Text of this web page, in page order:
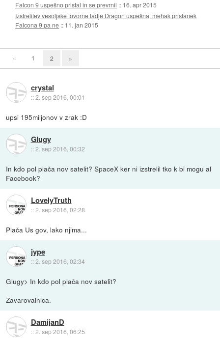
Falcon 9 uspešno pristal in se prevrnil :: 16. apr 2015
Izstrelitev vesoljske tovorne ladje Dragon uspešna, mehak pristanek
Falcona 9 pa ne :: 11. jan 2015
« 1 2 »
crystal
::2. sep 2016, 00:01
upsi 195miljonov v zrak :D
Glugy
::2. sep 2016, 00:32
In kdo pol plača nov satelit? SpaceX ker ni izstrelil tko k bi mogu al
Facebook?
LovelyTruth
::2. sep 2016, 02:28
Plača Us gov, lako njima...
jype
::2. sep 2016, 02:34
Glugy> In kdo pol plača nov satelit?
Zavarovalnica.
DamijanD
::2. sep 2016, 06:25